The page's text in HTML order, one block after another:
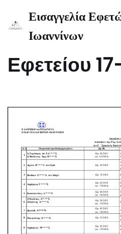
Μεταπηδήστε
Εισαγγελία
Ιωαννίνων
Έκθεμα Γ΄
Εφετείου